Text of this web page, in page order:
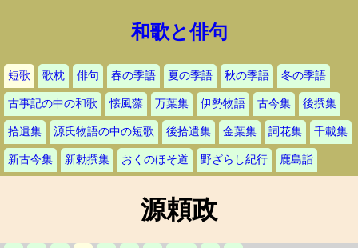
和歌と俳句
短歌 歌枕 俳句 春の季語 夏の季語 秋の季語 冬の季語
古事記の中の和歌 懐風藻 万葉集 伊勢物語 古今集 後撰集
拾遺集 源氏物語の中の短歌 後拾遺集 金葉集 詞花集 千載集
新古今集 新勅撰集 おくのほそ道 野ざらし紀行 鹿島詣
源頼政